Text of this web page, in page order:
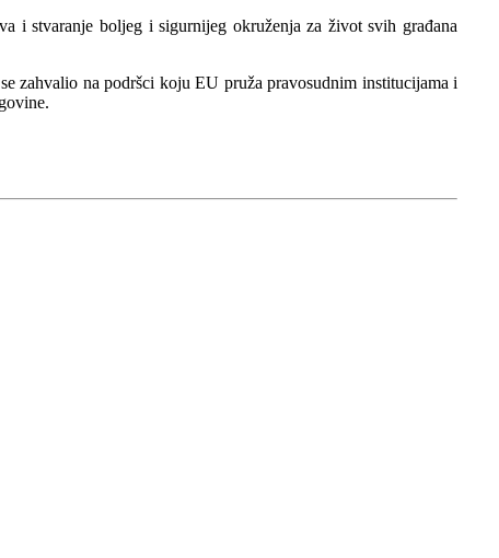
i stvaranje boljeg i sigurnijeg okruženja za život svih građana
zahvalio na podršci koju EU pruža pravosudnim institucijama i